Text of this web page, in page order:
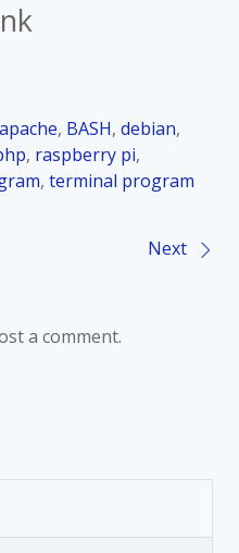
apache, BASH, debian,
, raspberry pi,
, terminal program
Next
a comment.